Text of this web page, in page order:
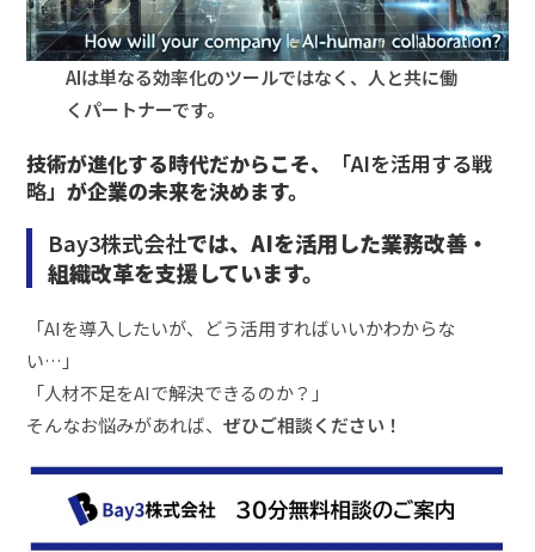
AIは単なる効率化のツールではなく、人と共に働
くパートナーです。
技術が進化する時代だからこそ、
「AIを活用する戦
略」が企業の未来を決めます。
Bay3株式会社では、AIを活用した業務改善・
組織改革を支援しています。
「AIを導入したいが、どう活用すればいいかわからな
い…」
「人材不足をAIで解決できるのか？」
そんなお悩みがあれば、ぜひご相談ください！